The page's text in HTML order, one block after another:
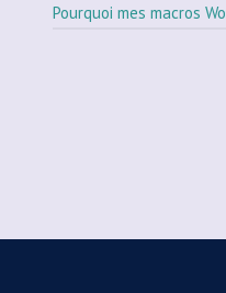
Pourquoi mes macros